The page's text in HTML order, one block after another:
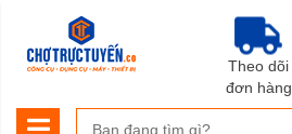
Theo dõi
đơn hàng